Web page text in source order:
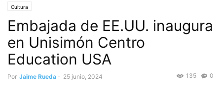
Cultura
Embajada de EE.UU. inaugura
en Unisimón Centro
Education USA
Por Jaime Rueda - 25 junio, 2024 0
135